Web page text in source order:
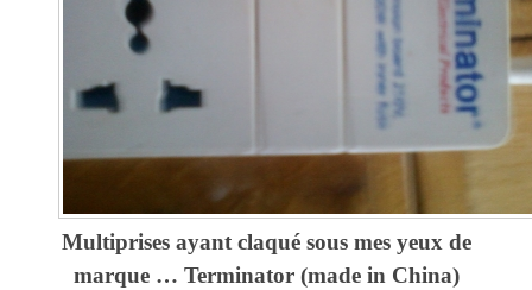
Multiprises ayant claqué sous mes yeux de
marque … Terminator (made in China)